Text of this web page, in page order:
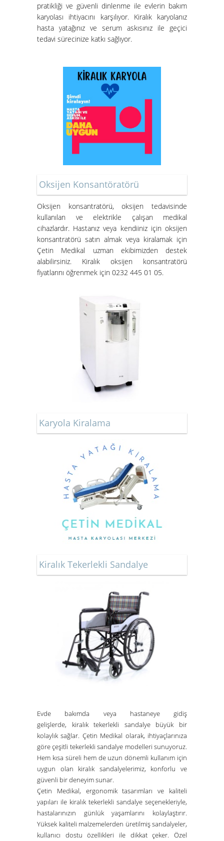
pratikliği ve güvenli dinlenme ile evlerin bakım
karyolası ihtiyacını karşılıyor. Kiralık karyolanız
hasta yatağınız ve serum askısınız ile geçici
tedavi sürecinize katkı sağlıyor.
Oksijen Konsantöratörü
Oksijen konsantratörü, oksijen tedavisinde
kullanılan ve elektrikle çalışan medikal
cihazlardır. Hastanız veya kendiiniz için oksijen
konsantratörü satın almak veya kiralamak için
Çetin Medikal uzman ekibimizden destek
alabilirsiniz. Kiralık oksijen konsantratörü
fiyatlarını öğrenmek için 0232 445 01 05.
Karyola Kiralama
Kiralık Tekerlekli Sandalye
Evde bakımda veya hastaneye gidiş
gelişlerde, kiralık tekerlekli sandalyebüyük bir
kolaylık sağlar. Çetin Medikal olarak, ihtiyaçlarınıza
göre çeşitli tekerlekli sandalye modelleri sunuyoruz.
Hem kısa süreli hem de uzun dönemli kullanım için
uygun olan kiralık sandalyelerimiz, konforlu ve
güvenli bir deneyim sunar.
Çetin Medikal, ergonomik tasarımları ve kaliteli
yapıları ile kiralık tekerlekli sandalye seçenekleriyle,
hastalarınızın günlük yaşamlarını kolaylaştırır.
Yüksek kaliteli malzemelerden üretilmiş sandalyeler,
kullanıcı dostu özellikleri ile dikkat çeker. Özel